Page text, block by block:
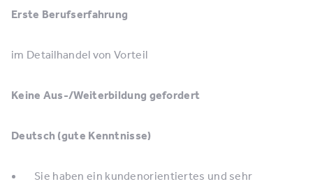
Erste Berufserfahrung
im Detailhandel von Vorteil
Keine Aus-/Weiterbildung gefordert
Deutsch (gute Kenntnisse)
Sie haben ein kundenorientiertes und sehr